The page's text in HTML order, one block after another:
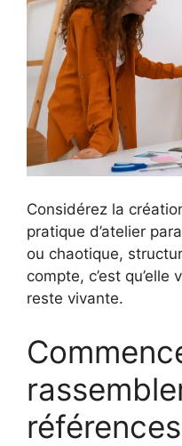
Considérez la
pratique d’atelier
ou chaotique,
compte, c’est qu’elle
reste vivante.
références